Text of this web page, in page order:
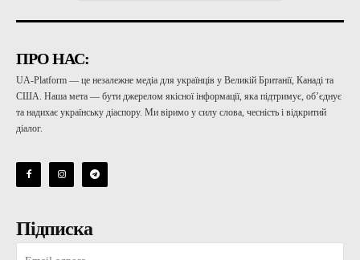
ПРО НАС:
UA-Platform — це незалежне медіа для українців у Великій Британії, Канаді та
США. Наша мета — бути джерелом якісної інформації, яка підтримує, об’єднує
та надихає українську діаспору. Ми віримо у силу слова, чесність і відкритий
діалог.
Підписка